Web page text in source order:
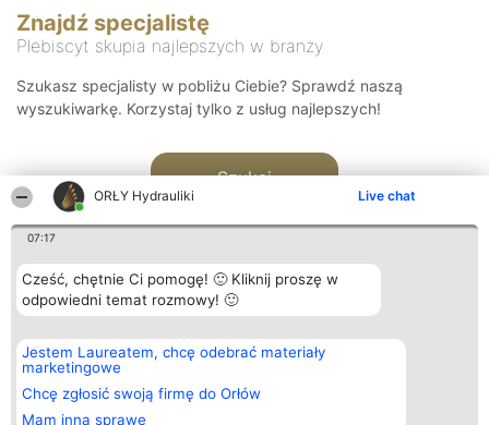
ORŁY Hydrauliki Live chat
07:17
Cześć, chętnie Ci pomogę! 🙂 Kliknij proszę w
odpowiedni temat rozmowy! 🙂
Jestem Laureatem, chcę odebrać materiały
marketingowe
Chcę zgłosić swoją firmę do Orłów
Mam inną sprawę
Znajdź specjalistę
Plebiscyt skupia najlepszych w branży
Szukasz specjalisty w pobliżu Ciebie? Sprawdź naszą
wyszukiwarkę. Korzystaj tylko z usług najlepszych!
Szukaj
Organizator plebiscytu
Bright Side Solutions sp. z o.
o. sp. k.
ul. Ruska 22
Wrocław 50-079
KRS 0000749100 | Regon
Plebiscyt
Laureaci
wszystkich
Laureatów
Kontakt
Kontakt